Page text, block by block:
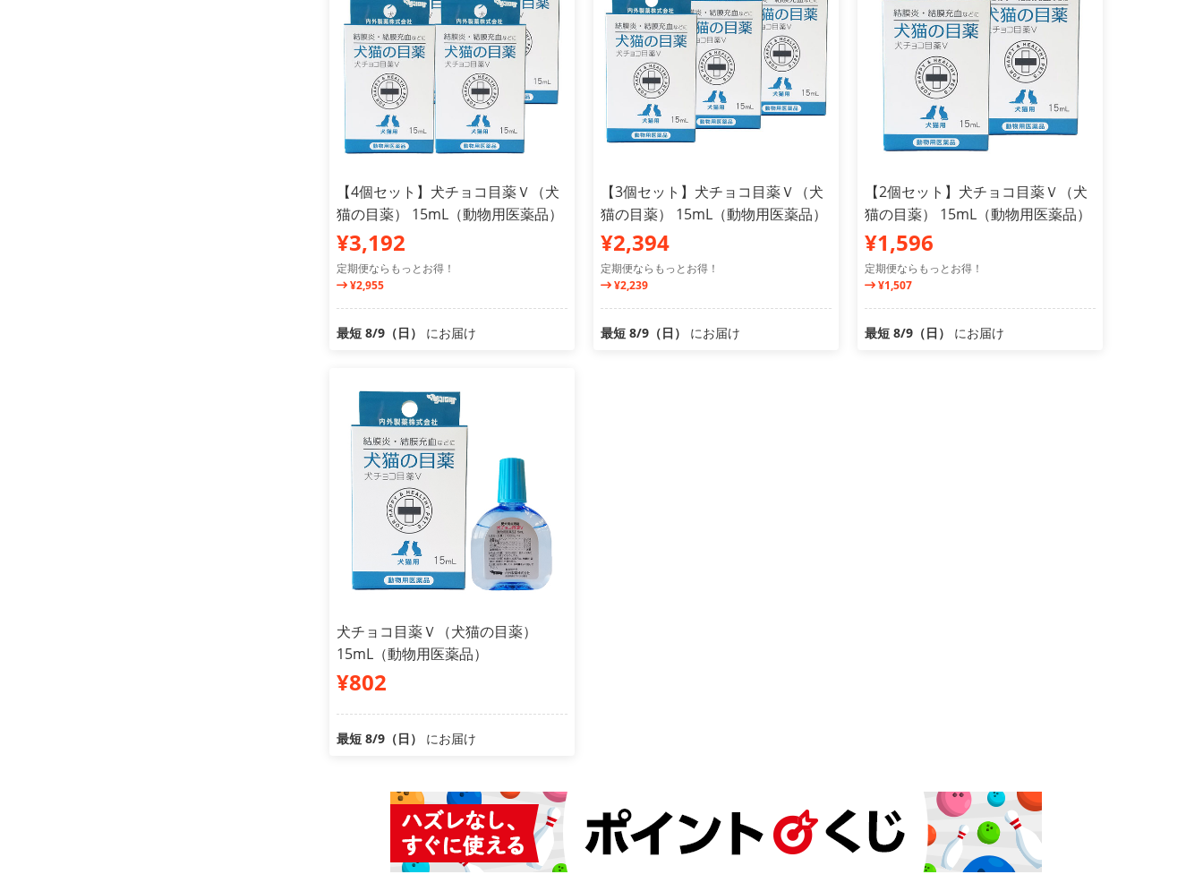
【4個セット】犬チョコ目薬Ｖ（犬
猫の目薬） 15mL（動物用医薬品）
¥3,192
定期便ならもっとお得！
¥2,955
最短 8/9（日） にお届け
【3個セット】犬チョコ目薬Ｖ（犬
猫の目薬） 15mL（動物用医薬品）
¥2,394
定期便ならもっとお得！
¥2,239
最短 8/9（日） にお届け
【2個セット】犬チョコ目薬Ｖ（犬
猫の目薬） 15mL（動物用医薬品）
¥1,596
定期便ならもっとお得！
¥1,507
最短 8/9（日） にお届け
犬チョコ目薬Ｖ（犬猫の目薬）
15mL（動物用医薬品）
¥802
最短 8/9（日） にお届け